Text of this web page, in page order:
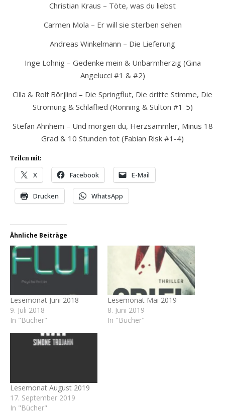
Christian Kraus – Töte, was du liebst
Carmen Mola – Er will sie sterben sehen
Andreas Winkelmann – Die Lieferung
Inge Löhnig – Gedenke mein & Unbarmherzig (Gina
Angelucci #1 & #2)
Cilla & Rolf Börjlind – Die Springflut, Die dritte Stimme, Die
Strömung & Schlaflied (Rönning & Stilton #1-5)
Stefan Ahnhem – Und morgen du, Herzsammler, Minus 18
Grad & 10 Stunden tot (Fabian Risk #1-4)
Teilen mit:
X Facebook E-Mail
Drucken WhatsApp
Ähnliche Beiträge
Lesemonat Juni 2018
9. Juli 2018
In "Bücher"
Lesemonat Mai 2019
8. Juni 2019
In "Bücher"
Lesemonat August 2019
17. September 2019
In "Bücher"